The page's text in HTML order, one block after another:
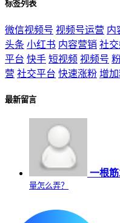
标签列表
微信视频号 视频号运营 内
头条 小红书 内容营销 社
平台 快手 短视频 视频号
营 社交平台 快速涨粉 增
最新留言
一根筋
量怎么弄？